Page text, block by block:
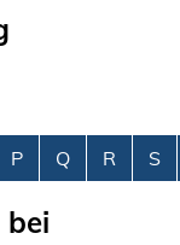
P Q R S